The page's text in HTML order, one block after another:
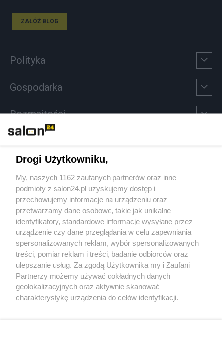
ZAŁÓŻ BLOG
Polityka
Gospodarka
Rozmaitości
Sport
Społeczeństwo
Kultura
X Facebook Instagram Youtube
Drogi Użytkowniku,
My, naszych 1162 zaufanych partnerów oraz inne
podmioty z salon24.pl uzyskujemy dostęp i
przechowujemy informacje na urządzeniu oraz
przetwarzamy dane osobowe, takie jak unikalne
identyfikatory, standardowe informacje wysyłane przez
urządzenie czy dane przeglądania w celu zapewniania
spersonalizowanych reklam, wybór spersonalizowanych
treści, pomiar reklam i treści, badanie odbiorców oraz
ulepszanie usług. Za zgodą Użytkownika my i Zaufani
Partnerzy możemy używać dokładnych danych
geolokalizacyjnych oraz aktywnie skanować
charakterystykę urządzenia do celów identyfikacji.